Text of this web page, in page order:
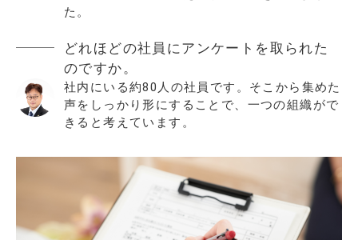
た。
どれほどの社員にアンケートを取られた
のですか。
社内にいる約80人の社員です。そこから集めた
声をしっかり形にすることで、一つの組織がで
きると考えています。